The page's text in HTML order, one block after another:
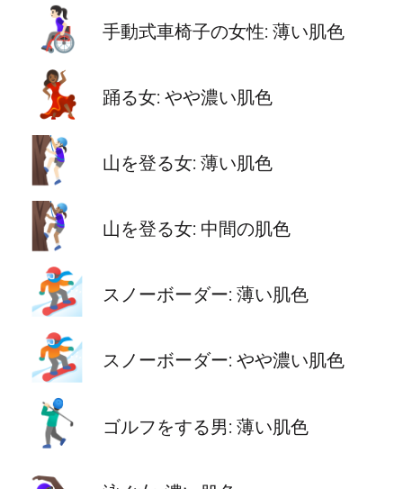
👩🏻‍🦽 手動式車椅子の女性: 薄い肌色
💃🏾 踊る女: やや濃い肌色
🧗🏻‍♀️ 山を登る女: 薄い肌色
🧗🏽‍♀️ 山を登る女: 中間の肌色
🏂🏻 スノーボーダー: 薄い肌色
🏂🏾 スノーボーダー: やや濃い肌色
🏌🏻‍♂️ ゴルフをする男: 薄い肌色